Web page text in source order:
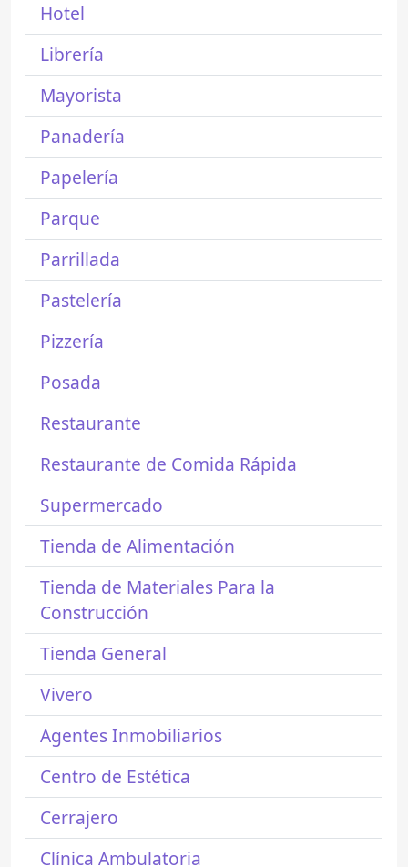
Hotel
Librería
Mayorista
Panadería
Papelería
Parque
Parrillada
Pastelería
Pizzería
Posada
Restaurante
Restaurante de Comida Rápida
Supermercado
Tienda de Alimentación
Tienda de Materiales Para la
Construcción
Tienda General
Vivero
Agentes Inmobiliarios
Centro de Estética
Cerrajero
Clínica Ambulatoria